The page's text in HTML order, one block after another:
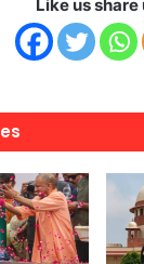
Like us share